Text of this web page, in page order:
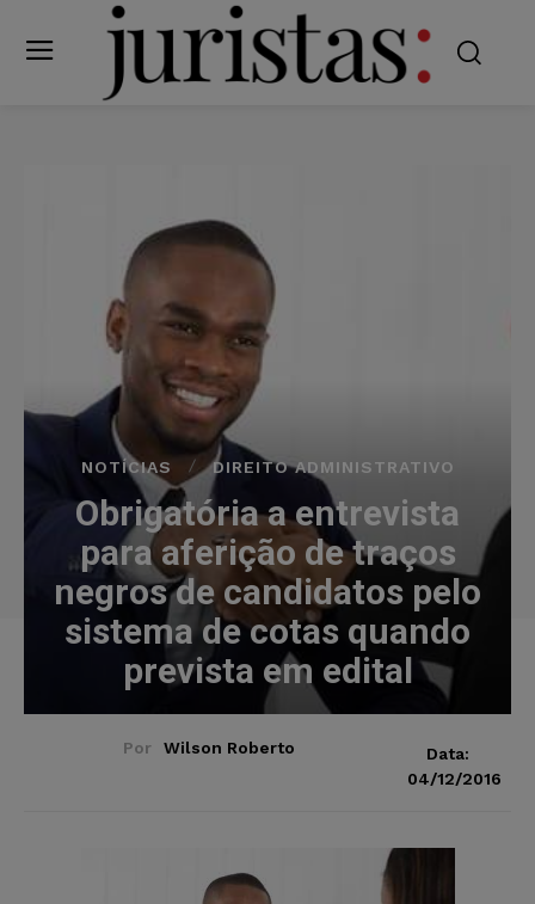
NOTÍCIAS DIREITO ADMINISTRATIVO
Obrigatória a entrevista
para aferição de traços
negros de candidatos pelo
sistema de cotas quando
prevista em edital
Por Wilson Roberto
Data:
04/12/2016